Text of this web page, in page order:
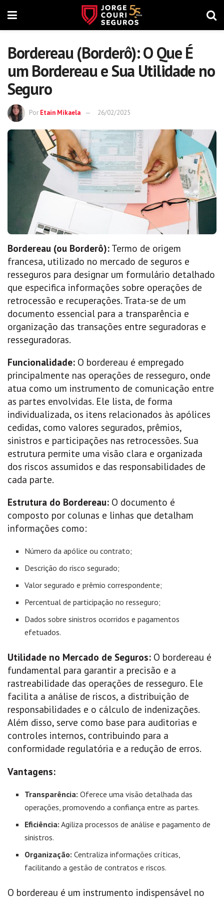
Bordereau (Borderô): O Que É
um Bordereau e Sua Utilidade no
Seguro
Por Etain Mikaela 26/02/2025
Bordereau (ou Borderô): Termo de origem
francesa, utilizado no mercado de seguros e
resseguros para designar um formulário detalhado
que especifica informações sobre operações de
retrocessão e recuperações. Trata-se de um
documento essencial para a transparência e
organização das transações entre seguradoras e
resseguradoras.
Funcionalidade: O bordereau é empregado
principalmente nas operações de resseguro, onde
atua como um instrumento de comunicação entre
as partes envolvidas. Ele lista, de forma
individualizada, os itens relacionados às apólices
cedidas, como valores segurados, prêmios,
sinistros e participações nas retrocessões. Sua
estrutura permite uma visão clara e organizada
dos riscos assumidos e das responsabilidades de
cada parte.
Estrutura do Bordereau: O documento é
composto por colunas e linhas que detalham
informações como:
Número da apólice ou contrato;
Descrição do risco segurado;
Valor segurado e prêmio correspondente;
Percentual de participação no resseguro;
Dados sobre sinistros ocorridos e pagamentos
efetuados.
Utilidade no Mercado de Seguros: O bordereau é
fundamental para garantir a precisão e a
rastreabilidade das operações de resseguro. Ele
facilita a análise de riscos, a distribuição de
responsabilidades e o cálculo de indenizações.
Além disso, serve como base para auditorias e
controles internos, contribuindo para a
conformidade regulatória e a redução de erros.
Vantagens:
Transparência: Oferece uma visão detalhada das
operações, promovendo a confiança entre as partes.
Eficiência: Agiliza processos de análise e pagamento de
sinistros.
Organização: Centraliza informações críticas,
facilitando a gestão de contratos e riscos.
O bordereau é um instrumento indispensável no